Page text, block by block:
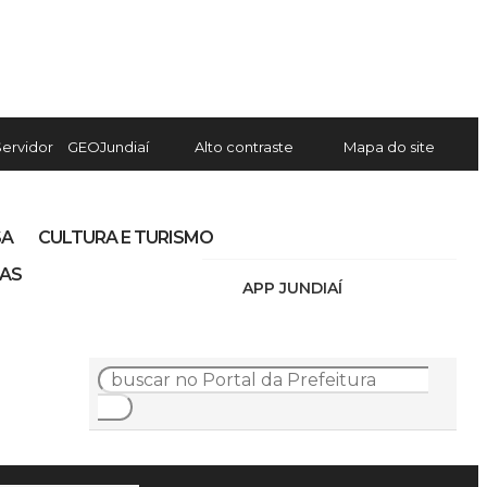
GEOJundiaí Alto contraste Mapa do site
APP JUNDIAÍ
CULTURA E TURISMO